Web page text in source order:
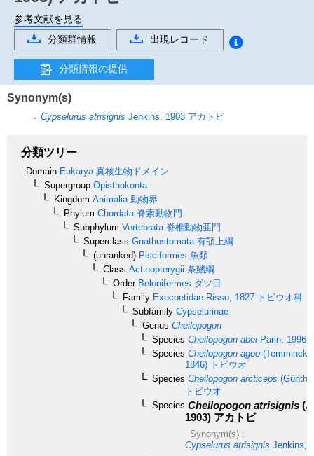
参考文献を見る
分類群情報
出現レコード
分類情報の提供
Synonym(s)
Cypselurus atrisignis Jenkins, 1903 アカトビ
分類ツリー
Domain Eukarya 真核生物ドメイン
Supergroup Opisthokonta
Kingdom Animalia 動物界
Phylum Chordata 脊索動物門
Subphylum Vertebrata 脊椎動物亜門
Superclass Gnathostomata 有顎上綱
(unranked) Pisciformes 魚類
Class Actinopterygii 条鰭綱
OrderBeloniformes ダツ目
Family Exocoetidae Risso, 1827 トビウオ科
Subfamily Cypselurinae
Genus Cheilopogon
Species Cheilopogon abei Parin, 1996
Species Cheilopogon agoo (Temminck
1846) トビウオ
Species Cheilopogon arcticeps
トビウオ
Species Cheilopogon atrisignis
1903) アカトビ
Synonym(s) :
Cypselurus atrisignis Jenkins,